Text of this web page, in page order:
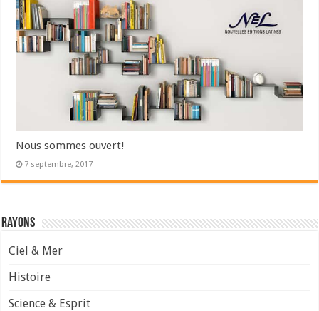
Nous sommes ouvert!
7 septembre, 2017
Rayons
Ciel & Mer
Histoire
Science & Esprit